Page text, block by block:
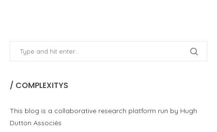
/ COMPLEXITYS
This blog is a collaborative research platform run by Hugh
Dutton Associés